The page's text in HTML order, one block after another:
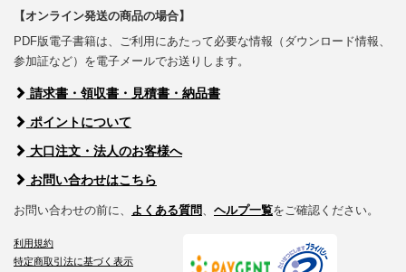
【オンライン発送の商品の場合】
PDF版電子書籍は、ご利用にあたって必要な情報（ダウンロード情報、
参加証など）を電子メールでお送りします。
請求書・領収書・見積書・納品書
ポイントについて
大口注文・法人のお客様へ
お問い合わせはこちら
お問い合わせの前に、 よくある質問 ヘルプ一覧をご確認ください。
利用規約
特定商取引法に基づく表示